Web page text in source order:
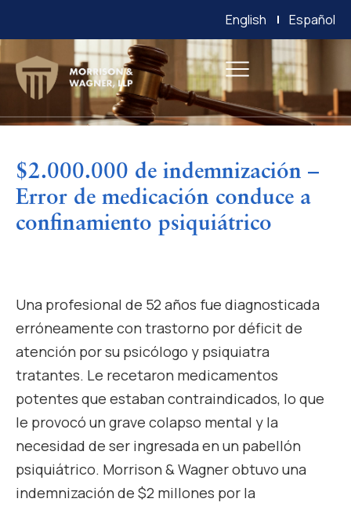
English Español
$2.000.000 de indemnización –
Error de medicación conduce a
confinamiento psiquiátrico
Una profesional de 52 años fue diagnosticada
erróneamente con trastorno por déficit de
atención por su psicólogo y psiquiatra
tratantes. Le recetaron medicamentos
potentes que estaban contraindicados, lo que
le provocó un grave colapso mental y la
necesidad de ser ingresada en un pabellón
psiquiátrico. Morrison & Wagner obtuvo una
indemnización de $2 millones por la